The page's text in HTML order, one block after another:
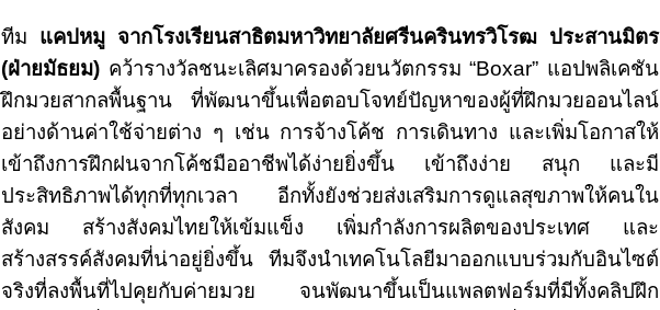
ทีม แคปหมู จากโรงเรียนสาธิตมหาวิทยาลัยศรีนครินทรวิโรฒ ประสานมิตร
(ฝ่ายมัธยม) คว้ารางวัลชนะเลิศมาครองด้วยนวัตกรรม “Boxar” แอปพลิเคชัน
ฝึกมวยสากลพื้นฐาน ที่พัฒนาขึ้นเพื่อตอบโจทย์ปัญหาของผู้ที่ฝึกมวยออนไลน์
อย่างด้านค่าใช้จ่ายต่าง ๆ เช่น การจ้างโค้ช การเดินทาง และเพิ่มโอกาสให้
เข้าถึงการฝึกฝนจากโค้ชมืออาชีพได้ง่ายยิ่งขึ้น เข้าถึงง่าย สนุก และมี
ประสิทธิภาพได้ทุกที่ทุกเวลา อีกทั้งยังช่วยส่งเสริมการดูแลสุขภาพให้คนใน
สังคม สร้างสังคมไทยให้เข้มแข็ง เพิ่มกำลังการผลิตของประเทศ และ
สร้างสรรค์สังคมที่น่าอยู่ยิ่งขึ้น ทีมจึงนำเทคโนโลยีมาออกแบบร่วมกับอินไซต์
จริงที่ลงพื้นที่ไปคุยกับค่ายมวย จนพัฒนาขึ้นเป็นแพลตฟอร์มที่มีทั้งคลิปฝึก